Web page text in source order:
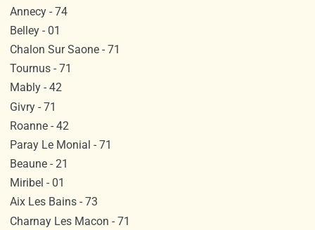
Annecy - 74
Belley - 01
Chalon Sur Saone - 71
Tournus - 71
Mably - 42
Givry - 71
Roanne - 42
Paray Le Monial - 71
Beaune - 21
Miribel - 01
Aix Les Bains - 73
Charnay Les Macon - 71